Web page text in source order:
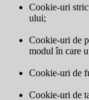
Cookie-uri
ului;
Cookie-uri de
modul în care
Cookie-uri de
Cookie-uri de